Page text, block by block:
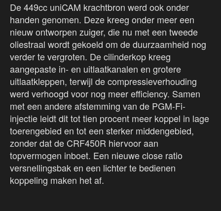
De 449cc uniCAM krachtbron werd ook onder
handen genomen. Deze kreeg onder meer een
nieuw ontworpen zuiger, die nu met een tweede
oliestraal wordt gekoeld om de duurzaamheid nog
verder te vergroten. De cilinderkop kreeg
aangepaste in- en uitlaatkanalen en grotere
uitlaatkleppen, terwijl de compressieverhouding
werd verhoogd voor nog meer efficiency. Samen
met een andere afstemming van de PGM-Fi-
injectie leidt dit tot tien procent meer koppel in lage
toerengebied en tot een sterker middengebied,
zonder dat de CRF450R hiervoor aan
topvermogen inboet. Een nieuwe close ratio
versnellingsbak en een lichter te bedienen
koppeling maken het af.